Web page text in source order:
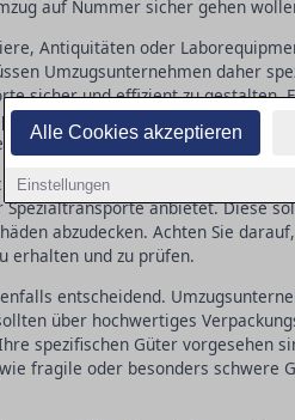
Alle Cookies akzeptieren
Einstellungen
auf Nummer sicher gehen
Antiquitäten oder
Umzugsunternehmen daher
sicher und effizient zu gestalten.
und geschultes
zu fragen, um die Eignung der
Stellen Sie sicher, dass das
anbietet. Diese
abzudecken. Achten Sie
erhalten und zu prüfen.
entscheidend.
über hochwertiges
spezifischen Güter vorgesehen
fragile oder besonders schwere